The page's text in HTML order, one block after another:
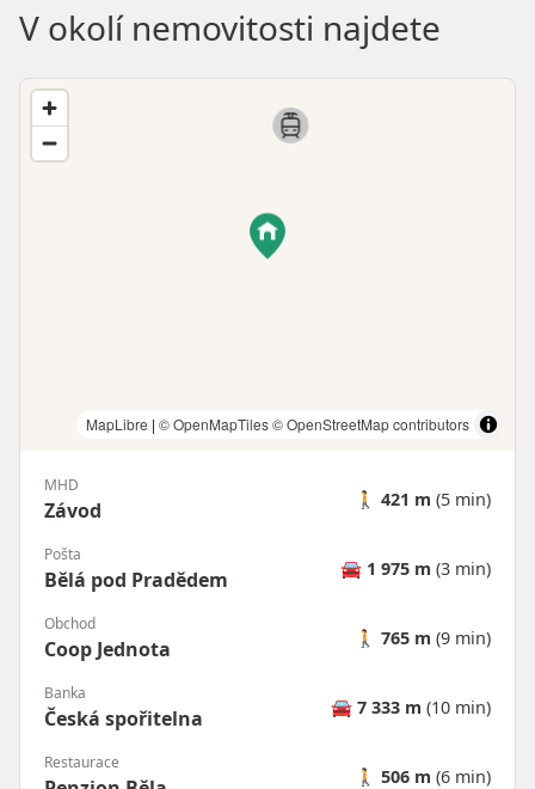
V okolí nemovitosti najdete
MapLibre | © OpenMapTiles© OpenStreetMap contributors
MHD
Závod 🚶 421 m (5 min)
Pošta
Bělá pod Pradědem 🚘 1 975 m (3 min)
Obchod
Coop Jednota 🚶 765 m (9 min)
Banka
Česká spořitelna 🚘 7 333 m (10 min)
Restaurace
🚶 506 m (6 min)